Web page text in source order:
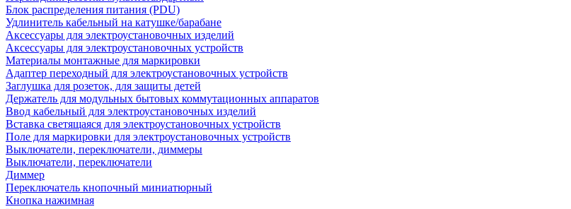
Блок распределения питания (PDU)
Удлинитель кабельный на катушке/барабане
Аксессуары для электроустановочных изделий
Аксессуары для электроустановочных устройств
Материалы монтажные для маркировки
Адаптер переходный для электроустановочных устройств
Заглушка для розеток, для защиты детей
Держатель для модульных бытовых коммутационных аппаратов
Ввод кабельный для электроустановочных изделий
Вставка светящаяся для электроустановочных устройств
Поле для маркировки для электроустановочных устройств
Выключатели, переключатели, диммеры
Выключатели, переключатели
Диммер
Переключатель кнопочный миниатюрный
Кнопка нажимная